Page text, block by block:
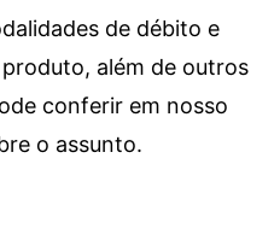
de débito e
além de outros
conferir em nosso
o assunto.